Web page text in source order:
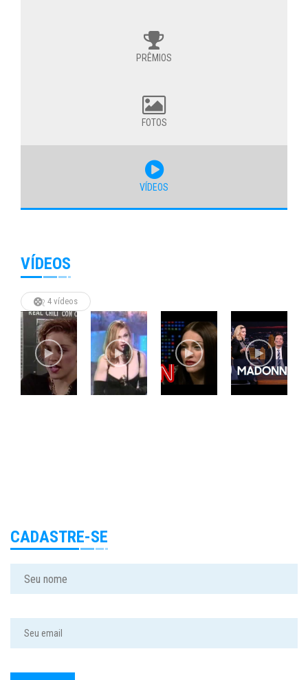
PRÊMIOS
FOTOS
VÍDEOS
VÍDEOS
4 vídeos
CADASTRE-SE